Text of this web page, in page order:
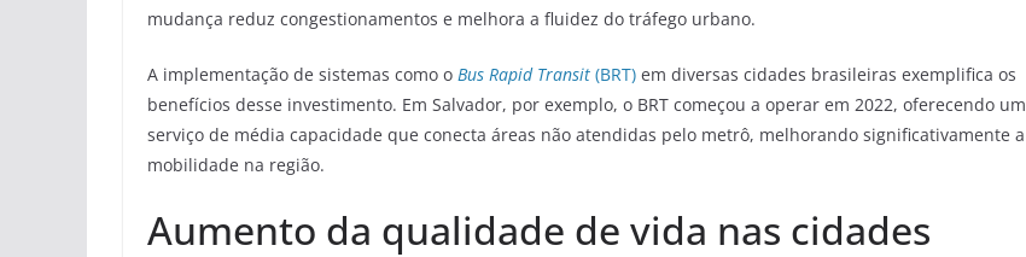
mudança reduz congestionamentos e melhora a fluidez do tráfego urbano.
A implementação de sistemas como o Bus Rapid Transit (BRT) em diversas cidades brasileiras exemplifica os
benefícios desse investimento. Em Salvador, por exemplo, o BRT começou a operar em 2022, oferecendo um
serviço de média capacidade que conecta áreas não atendidas pelo metrô, melhorando significativamente a
mobilidade na região.
Aumento da qualidade de vida nas cidades